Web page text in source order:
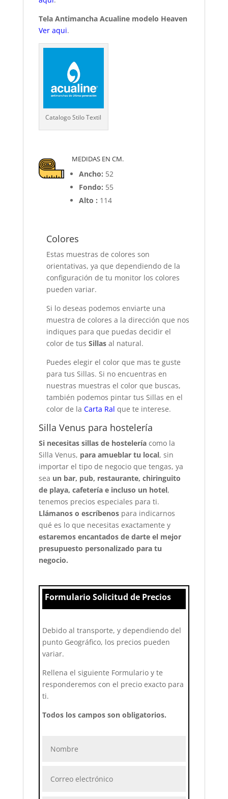
Tela Antimancha Acualine modelo Heaven
Ver aqui.
Catalogo Stilo Textil
MEDIDAS EN CM.
Ancho: 52
Fondo: 55
Alto : 114
Colores
Estas muestras de colores son
orientativas, ya que dependiendo de la
configuración de tu monitor los colores
pueden variar.
Si lo deseas podemos enviarte una
muestra de colores a la dirección que nos
indiques para que puedas decidir el
color de tus Sillas al natural.
Puedes elegir el color que mas te guste
para tus Sillas. Si no encuentras en
nuestras muestras el color que buscas,
también podemos pintar tus Sillas en el
color de la Carta Ral que te interese.
Silla Venus para hostelería
Si necesitas sillas de hostelería como la
Silla Venus, para amueblar tu local, sin
importar el tipo de negocio que tengas, ya
sea un bar, pub, restaurante, chiringuito
de playa, cafetería e incluso un hotel,
tenemos precios especiales para ti.
Llámanos o escríbenospara indicarnos
qué es lo que necesitas exactamente y
estaremos encantados de darte el mejor
presupuesto personalizado para tu
negocio.
Formulario Solicitud de Precios
Debido al transporte, y dependiendo del
punto Geográfico, los precios pueden
variar.
Rellena el siguiente Formulario y te
responderemos con el precio exacto para
ti.
Todos los campos son obligatorios.